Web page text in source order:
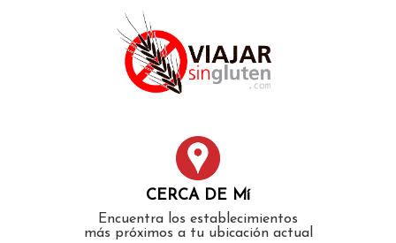
CERCA DE Mí
Encuentra los establecimientos
más próximos a tu ubicación actual
authorized to show the cookie declaration for domain group
ID 546ddaab-b478-4440-aa8a-3b0205284212. Please add it to
the domain group in the Cookiebot Manager to authorize